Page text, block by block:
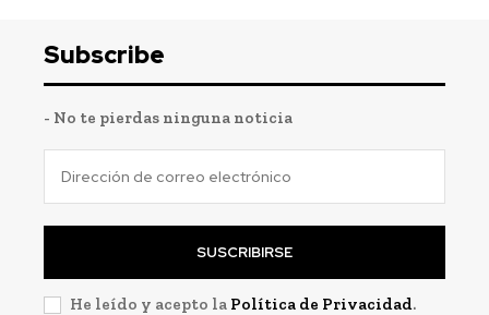
Subscribe
- No te pierdas ninguna noticia
SUSCRIBIRSE
He leído y acepto la Política de Privacidad.